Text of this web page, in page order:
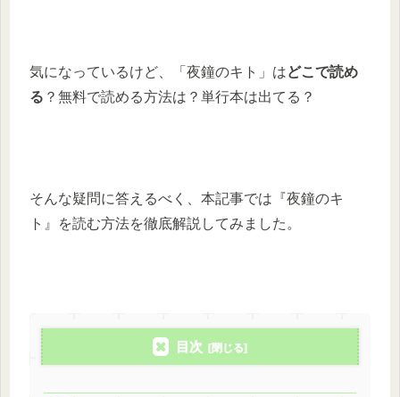
気になっているけど、「夜鐘のキト」はどこで読め
る ？無料で読める方法は？単行本は出てる？
そんな疑問に答えるべく、本記事では『夜鐘のキ
ト』を読む方法を徹底解説してみました。
目次